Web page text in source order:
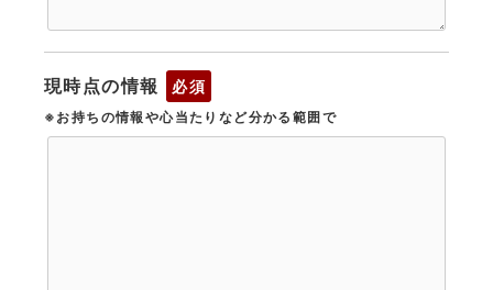
現時点の情報 必須
※お持ちの情報や心当たりなど分かる範囲で